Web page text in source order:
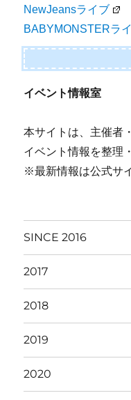
NewJeansライブ
BABYMONSTERラ
イベント情報室
本サイトは、主催者
イベント情報を整理
※最新情報は公式サ
SINCE 2016
2017
2018
2019
2020